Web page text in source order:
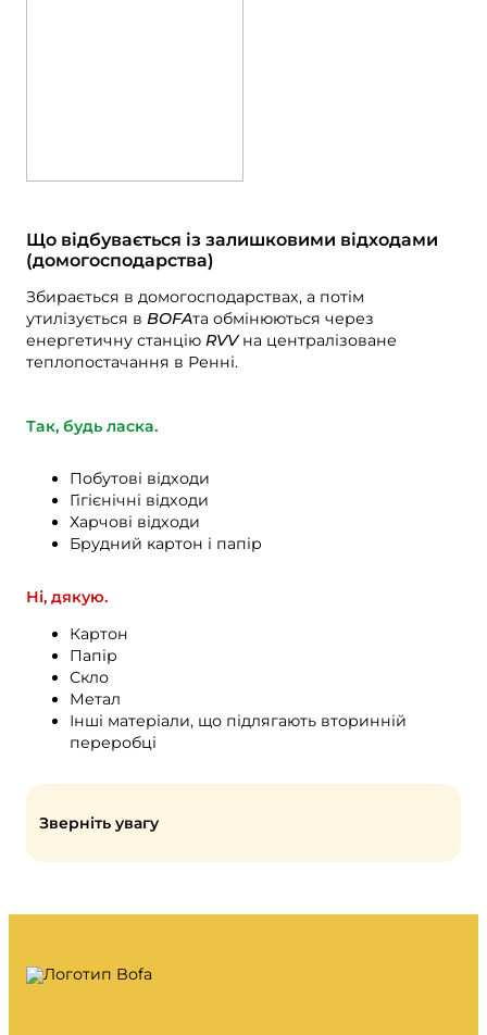
Години роботи
Посилання на основні правила BRK
Посібник з AT
Правила поводження з відходами
Моє сміття.
Портал про відходи
Що відбувається із залишковими відходами
(домогосподарства)
Збирається в домогосподарствах, а потім
утилізується в BOFAта обмінюються через
енергетичну станцію RVVна централізоване
теплопостачання в Ренні.
Так, будь ласка.
Побутові відходи
Гігієнічні відходи
Харчові відходи
Брудний картон і папір
Ні, дякую.
Картон
Папір
Скло
Метал
Інші матеріали, що підлягають вторинній
переробці
Зверніть увагу